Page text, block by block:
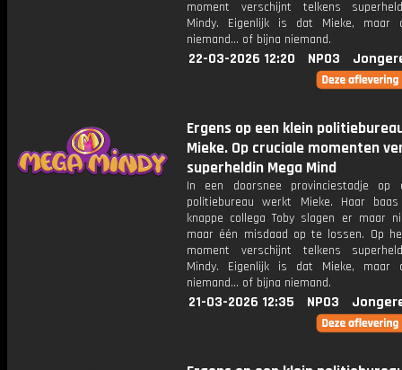
moment verschijnt telkens
Mindy. Eigenlijk is dat Mieke, maar
niemand... of bijna niemand.
22-03-2026 12:20 NPO3
Ergens op een klein
Mieke. Op cruciale momenten
superheldin Mega Mind
In een doorsnee provinciestadje op
politiebureau werkt Mieke. Haar
knappe collega Toby slagen er maar
maar één misdaad op te lossen. Op
moment verschijnt telkens
Mindy. Eigenlijk is dat Mieke, maar
niemand... of bijna niemand.
21-03-2026 12:35 NPO3